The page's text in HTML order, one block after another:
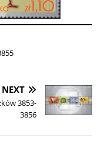
NEXT
3853-
3856